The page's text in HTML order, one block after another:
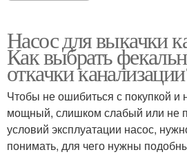
Насос для выкачки
Как выбрать
откачки
Чтобы не ошибиться с покупкой и
мощный, слишком слабый или не
условий эксплуатации насос,
понимать, для чего нужны